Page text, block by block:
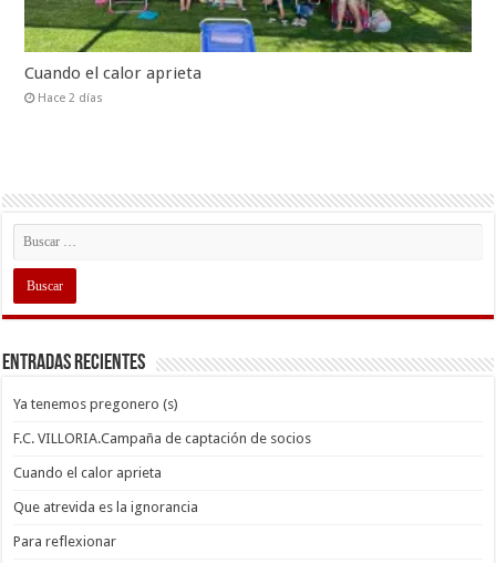
Cuando el calor aprieta
Hace 2 días
Entradas recientes
Ya tenemos pregonero (s)
F.C. VILLORIA.Campaña de captación de socios
Cuando el calor aprieta
Que atrevida es la ignorancia
Para reflexionar